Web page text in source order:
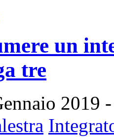
un
tre
2019